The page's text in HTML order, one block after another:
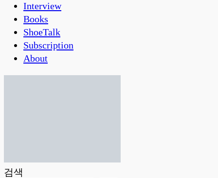
Interview
Books
ShoeTalk
Subscription
About
검색